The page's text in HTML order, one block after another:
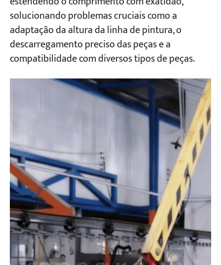
solucionando problemas cruciais como a
adaptação da altura da linha de pintura, o
descarregamento preciso das peças e a
compatibilidade com diversos tipos de peças.